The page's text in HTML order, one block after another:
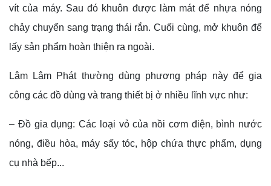
vít của máy. Sau đó khuôn được làm mát để nhựa nóng
chảy chuyển sang trạng thái rắn. Cuối cùng, mở khuôn để
lấy sản phẩm hoàn thiện ra ngoài.
Lâm Lâm Phát thường dùng phương pháp này để gia
công các đồ dùng và trang thiết bị ở nhiều lĩnh vực như:
– Đồ gia dụng: Các loại vỏ của nồi cơm điện, bình nước
nóng, điều hòa, máy sấy tóc, hộp chứa thực phẩm, dụng
cụ nhà bếp...